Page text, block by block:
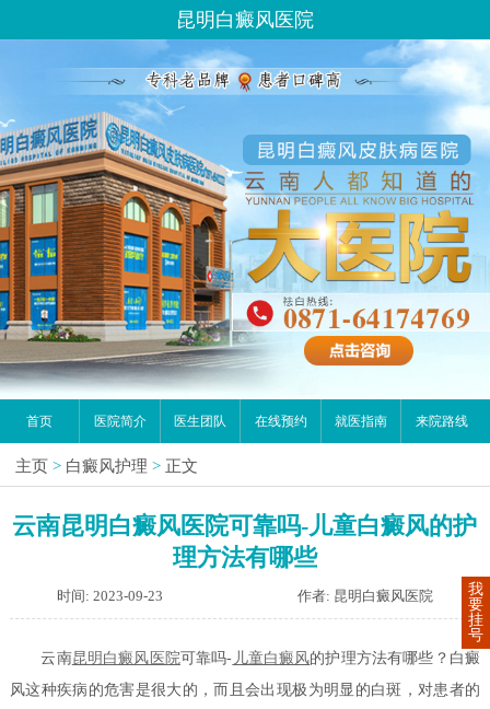
昆明白癜风医院
首页 医院简介 医生团队 在线预约 就医指南 来院路线
主页 > 白癜风护理 > 正文
云南昆明白癜风医院可靠吗-儿童白癜风的护
理方法有哪些
时间: 2023-09-23 作者: 昆明白癜风医院
云南昆明白癜风医院可靠吗- 儿童白癜风的护理方法有哪些？白癜
风这种疾病的危害是很大的，而且会出现极为明显的白斑，对患者的
我
要
挂
号